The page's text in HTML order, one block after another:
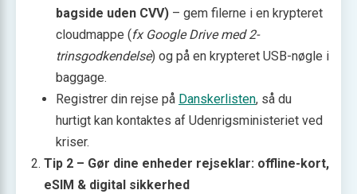
bagside uden CVV) – gem filerne i en krypteret
cloudmappe (fx Google Drive med 2-
trinsgodkendelse) og på en krypteret USB-nøgle i
baggage.
Registrer din rejse på Danskerlisten, så du
hurtigt kan kontaktes af Udenrigsministeriet ved
kriser.
Tip 2 – Gør dine enheder rejseklar: offline-kort,
eSIM & digital sikkerhed